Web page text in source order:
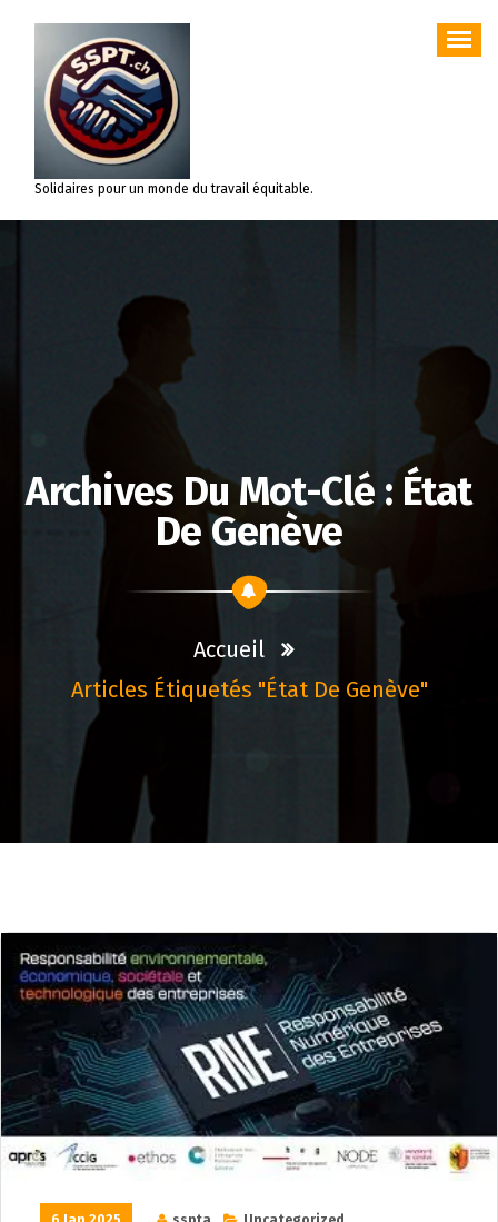
contenu
Solidaires pour un monde du travail équitable.
Archives Du Mot-Clé : État
De Genève
Accueil
Articles Étiquetés "état De Genève"